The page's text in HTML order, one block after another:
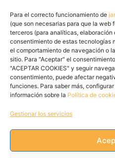
Para el correcto funcionamiento de
(que son necesarias para que la
terceros (para analíticas, elaboración
consentimiento de estas tecnologías
el comportamiento de navegación o
sitio. Para "Aceptar" el
"ACEPTAR COOKIES" y seguir
consentimiento, puede afectar
funciones. Para saber más,
información sobre la Política de
Gestionar los servicios